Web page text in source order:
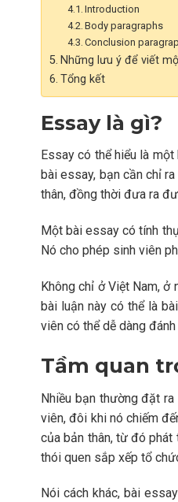
Introduction
Body paragraphs
Conclusion
Những lưu ý để viết
Tổng kết
Essay là gì?
Essay có thể hiểu là
bài essay, bạn cần chỉ
thân, đồng thời đưa ra
Một bài essay có tính
Nó cho phép sinh viên
Không chỉ ở Việt Nam,
bài luận này có thể là
viên có thể dễ dàng
Tầm quan
Nhiều bạn thường đặt
viên, đôi khi nó chiếm
của bản thân, từ đó phát
thói quen sắp xếp tổ
Nói cách khác, bài